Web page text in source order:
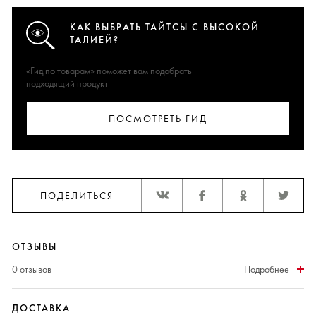
КАК ВЫБРАТЬ ТАЙТСЫ С ВЫСОКОЙ
ТАЛИЕЙ?
«Гид по товарам» поможет вам подобрать
подходящий продукт
ПОСМОТРЕТЬ ГИД
ПОДЕЛИТЬСЯ
ОТЗЫВЫ
0 отзывов
Подробнее
ДОСТАВКА